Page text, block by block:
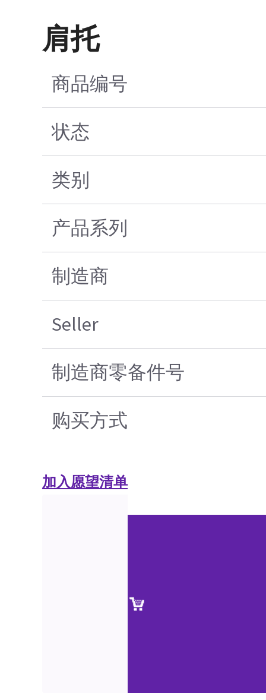
肩托
商品编号
状态
类别
产品系列
制造商
Seller
制造商零备件号
购买方式
加入愿望清单